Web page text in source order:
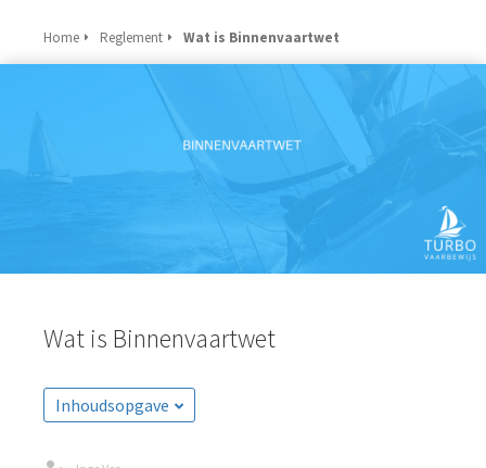
Home Reglement Wat is Binnenvaartwet
Wat is Binnenvaartwet
Inhoudsopgave